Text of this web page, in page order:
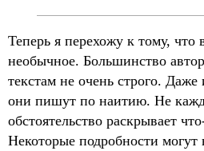
Теперь я перехожу к тому, что
необычное. Большинство
текстам не очень строго.
они пишут по наитию. Не
обстоятельство раскрывает
Некоторые подробности могут